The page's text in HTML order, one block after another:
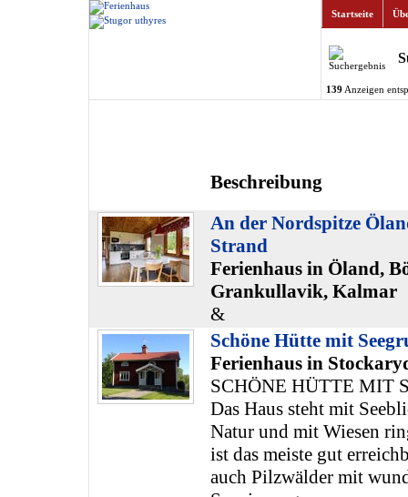
Startseite
139 Anzeigen
Beschreibung
An der Nordspitze
Strand
Ferienhaus in Öland,
Grankullavik, Kalmar
&
Schöne Hütte mit
Ferienhaus in
SCHÖNE HÜTTE MIT
Das Haus steht mit
Natur und mit Wiesen
ist das meiste gut
auch Pilzwälder mit